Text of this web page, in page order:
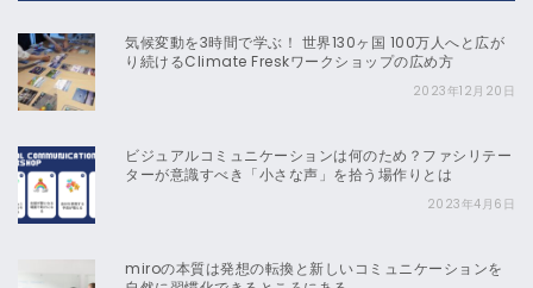
気候変動を3時間で学ぶ！ 世界130ヶ国 100万人へと広が
り続けるClimate Freskワークショップの広め方
2023年12月20日
ビジュアルコミュニケーションは何のため？ファシリテー
ターが意識すべき「小さな声」を拾う場作りとは
2023年4月6日
miroの本質は発想の転換と新しいコミュニケーションを